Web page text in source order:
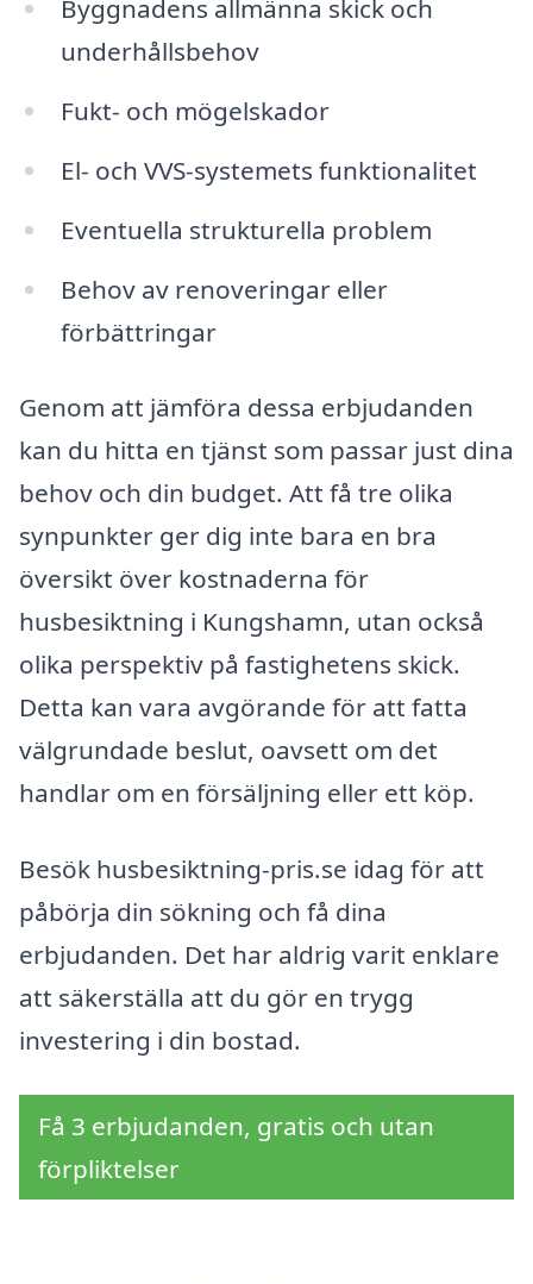
Byggnadens allmänna skick och
underhållsbehov
Fukt- och mögelskador
El- och VVS-systemets funktionalitet
Eventuella strukturella problem
Behov av renoveringar eller
förbättringar
Genom att jämföra dessa erbjudanden
kan du hitta en tjänst som passar just dina
behov och din budget. Att få tre olika
synpunkter ger dig inte bara en bra
översikt över kostnaderna för
husbesiktning i Kungshamn, utan också
olika perspektiv på fastighetens skick.
Detta kan vara avgörande för att fatta
välgrundade beslut, oavsett om det
handlar om en försäljning eller ett köp.
Besök husbesiktning-pris.se idag för att
påbörja din sökning och få dina
erbjudanden. Det har aldrig varit enklare
att säkerställa att du gör en trygg
investering i din bostad.
Få 3 erbjudanden, gratis och utan
förpliktelser